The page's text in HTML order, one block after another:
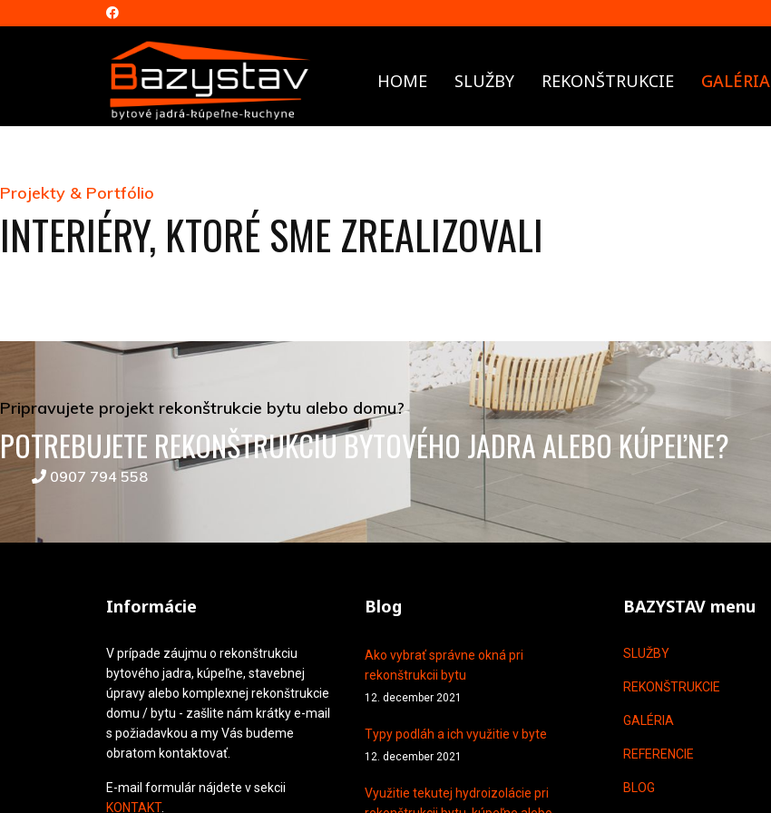
HOME SLUŽBY REKONŠTRUKCIE GALÉRIA
Projekty & Portfólio
INTERIÉRY, KTORÉ SME ZREALIZOVALI
Pripravujete projekt rekonštrukcie bytu alebo domu?
POTREBUJETE REKONŠTRUKCIU BYTOVÉHO JADRA ALEBO KÚPEĽNE?
0907 794 558
Informácie
V prípade záujmu o rekonštrukciu
bytového jadra, kúpeľne, stavebnej
úpravy alebo komplexnej rekonštrukcie
domu / bytu - zašlite nám krátky e-mail
s požiadavkou a my Vás budeme
obratom kontaktovať.
E-mail formulár nájdete v sekcii
KONTAKT.
Blog
Ako vybrať správne okná pri
rekonštrukcii bytu
12. december 2021
Typy podláh a ich využitie v byte
12. december 2021
Využitie tekutej hydroizolácie pri
BAZYSTAV menu
SLUŽBY
REKONŠTRUKCIE
GALÉRIA
REFERENCIE
BLOG